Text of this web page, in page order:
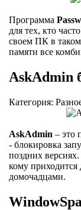
Программа
для тех, кто
своем ПК в таком
памяти все
AskAdmin
Категория:
AskAdmin – это
- блокировка
поздних
кому приходится
домочадцами.